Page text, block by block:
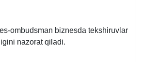
ombudsman biznesda tekshiruvlar
nazorat qiladi.